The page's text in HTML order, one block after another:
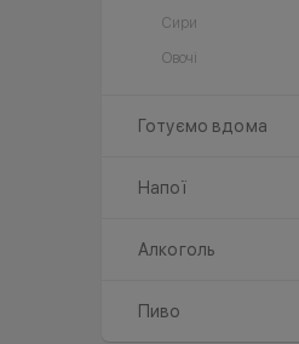
Сири
Овочі
Готуємо вдома
Напої
Алкоголь
Пиво